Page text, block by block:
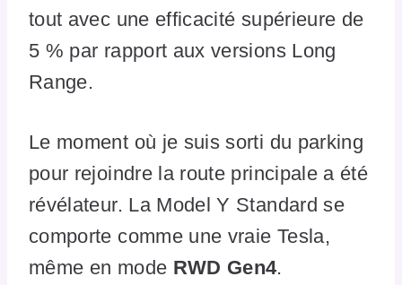
tout avec une efficacité supérieure de
5 % par rapport aux versions Long
Range.
Le moment où je suis sorti du parking
pour rejoindre la route principale a été
révélateur. La Model Y Standard se
comporte comme une vraie Tesla,
même en mode RWD Gen4.